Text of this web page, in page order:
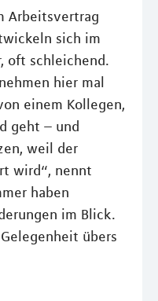
Arbeitsvertrag
sich im
oft schleichend.
hier mal
einem Kollegen,
geht – und
weil der
wird“, nennt
haben
im Blick.
übers